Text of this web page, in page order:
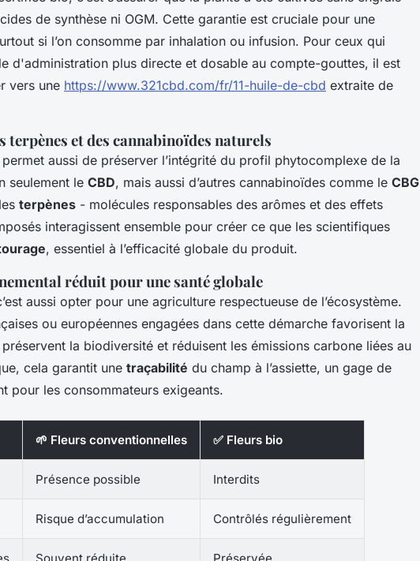
de synthèse ni OGM. Cette garantie est cruciale pour une
si l’on consomme par inhalation ou infusion. Pour ceux qui
d'administration plus directe et dosable au compte-gouttes, il est
vers une https://www.321cbd.com/fr/11-huile-de-cbd extraite de
terpènes et des cannabinoïdes naturels
aussi de préserver l’intégrité du profil phytocomplexe de la
seulement le CBD, mais aussi d’autres cannabinoïdes comme le CBG
terpènes - molécules responsables des arômes et des effets
interagissent ensemble pour créer ce que les scientifiques
, essentiel à l’efficacité globale du produit.
réduit pour une santé globale
aussi opter pour une agriculture respectueuse de l’écosystème.
ou européennes engagées dans cette démarche favorisent la
la biodiversité et réduisent les émissions carbone liées au
cela garantit une traçabilité du champ à l’assiette, un gage de
pour les consommateurs exigeants.
🌱 Fleurs conventionnelles ✅ Fleurs bio
Présence possible Interdits
Risque d’accumulation Contrôlés régulièrement